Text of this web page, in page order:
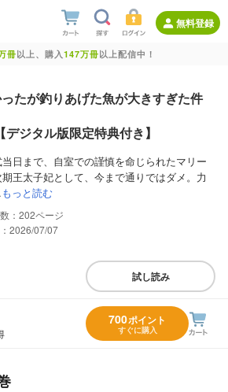
無料登録
冊以上、購入147万冊以上配信中！
たが釣りあげた魚が大きすぎた件
デジタル版限定特典付き】
日まで、自室での謹慎を命じられたマリー
王太子妃として、今まで通りではダメ。力
もっと読む
202
2026/07/07
試し読み
700ポイント
すぐに購入